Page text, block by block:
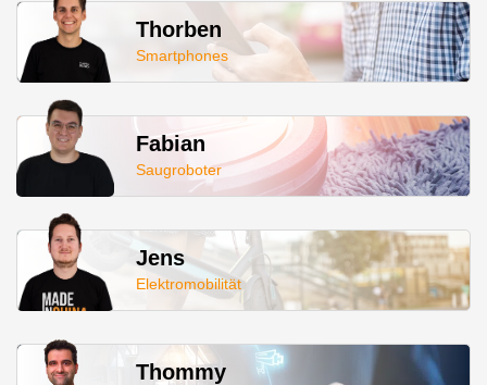
Thorben
Smartphones
Fabian
Saugroboter
Jens
Elektromobilität
Thommy